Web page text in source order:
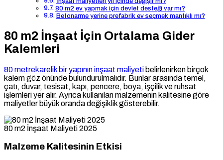
80 m2 ev yapmak için devlet desteği var mı?
Betonarme yerine prefabrik ev seçmek mantıklı mı?
80 m2 İnşaat İçin Ortalama Gider
Kalemleri
80 metrekarelik bir yapının inşaat maliyeti belirlenirken birçok
kalem göz önünde bulundurulmalıdır. Bunlar arasında temel,
çatı, duvar, tesisat, kapı, pencere, boya, işçilik ve ruhsat
işlemleri yer alır. Ayrıca kullanılan malzemenin kalitesine göre
maliyetler büyük oranda değişiklik gösterebilir.
80 m2 İnşaat Maliyeti 2025
Malzeme Kalitesinin Etkisi